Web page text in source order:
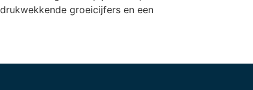
groeicijfers en een